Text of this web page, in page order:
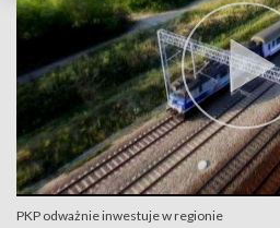
PKP odważnie inwestuje w regionie